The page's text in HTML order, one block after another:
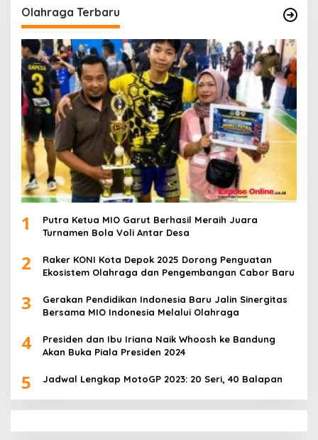
Olahraga Terbaru
1
Putra Ketua MIO Garut Berhasil Meraih Juara
Turnamen Bola Voli Antar Desa
2
Raker KONI Kota Depok 2025 Dorong Penguatan
Ekosistem Olahraga dan Pengembangan Cabor Baru
3
Gerakan Pendidikan Indonesia Baru Jalin Sinergitas
Bersama MIO Indonesia Melalui Olahraga
4
Presiden dan Ibu Iriana Naik Whoosh ke Bandung
Akan Buka Piala Presiden 2024
5 Jadwal Lengkap MotoGP 2023: 20 Seri, 40 Balapan